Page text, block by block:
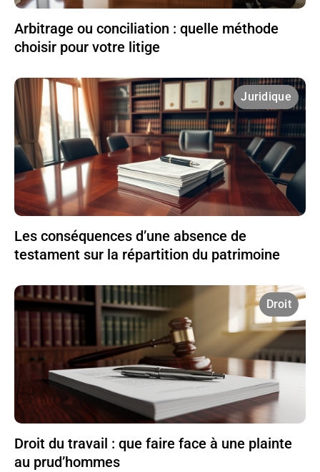
Arbitrage ou conciliation : quelle méthode
choisir pour votre litige
Juridique
Les conséquences d’une absence de
testament sur la répartition du patrimoine
Droit
Droit du travail : que faire face à une plainte
au prud’hommes